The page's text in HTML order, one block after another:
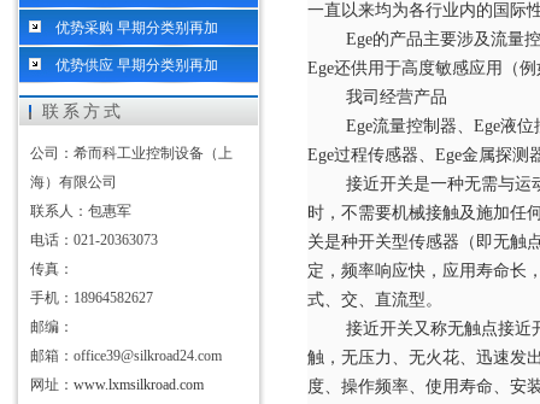
优势采购 早期分类别再加
优势供应 早期分类别再加
联系方式
公司：希而科工业控制设备（上
海）有限公司
联系人：包惠军
电话：021-20363073
传真：
手机：18964582627
邮编：
邮箱：office39@silkroad24.com
网址： www.lxmsilkroad.com
一直以来均为各行业内的国际
Ege的产品主要涉及流量
Ege还供用于高度敏感应用（
我司经营产品
Ege流量控制器、Ege液
Ege过程传感器、Ege金属探测
接近开关是一种无需与运
时，不需要机械接触及施加任
关是种开关型传感器（即无触
定，频率响应快，应用寿命长
式、交、直流型。
接近开关又称无触点接近
触，无压力、无火花、迅速发
度、操作频率、使用寿命、安